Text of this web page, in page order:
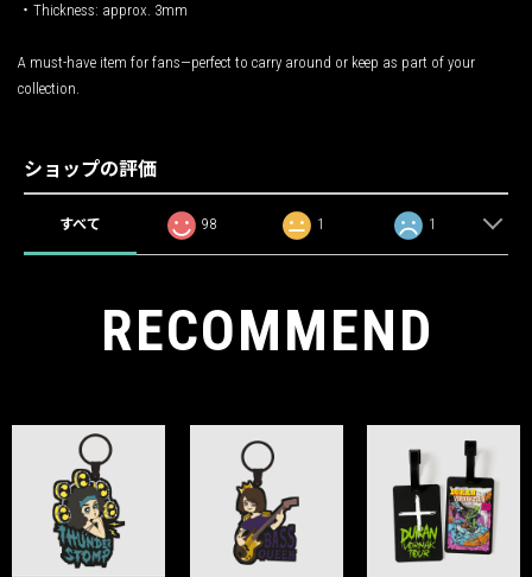
・Thickness: approx. 3mm
A must-have item for fans—perfect to carry around or keep as part of your
collection.
ショップの評価
すべて 98 1 1
RECOMMEND